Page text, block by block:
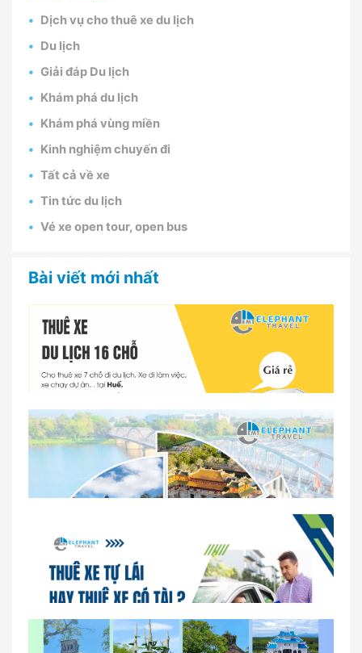
Dịch vụ cho thuê xe du lịch
Du lịch
Giải đáp Du lịch
Khám phá du lịch
Khám phá vùng miền
Kinh nghiệm chuyến đi
Tất cả về xe
Tin tức du lịch
Vé xe open tour, open bus
Bài viết mới nhất
Dịch vụ thuê xe 16 chỗ tại Huế 2026